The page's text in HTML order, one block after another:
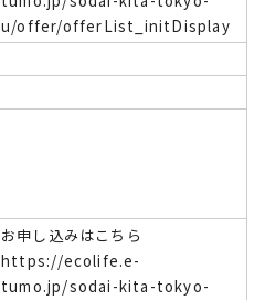
u/offer/offerList_initDisplay
お申し込みはこちら
https://ecolife.e-
tumo.jp/sodai-kita-tokyo-